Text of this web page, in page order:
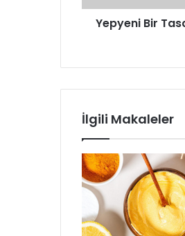
Yepyeni Bir
İlgili Makaleler